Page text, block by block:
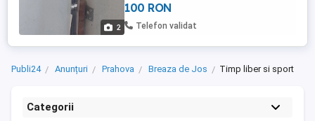
2
100 RON
Telefon validat
Publi24 Anunțuri Prahova Breaza de Jos Timp liber si sport
Categorii